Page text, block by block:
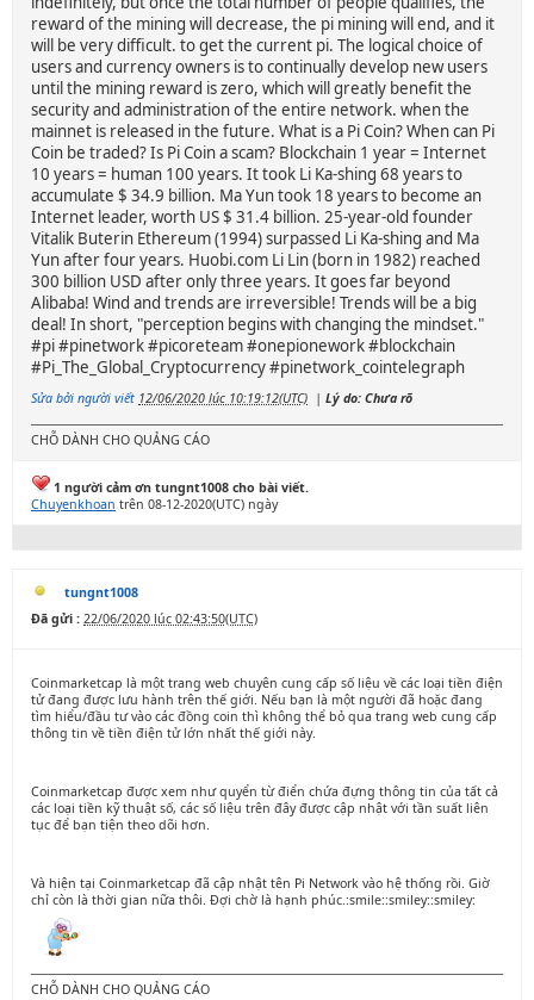
reward of the mining will decrease, the pi mining will end, and it
will be very difficult. to get the current pi. The logical choice of
users and currency owners is to continually develop new users
until the mining reward is zero, which will greatly benefit the
security and administration of the entire network. when the
mainnet is released in the future. What is a Pi Coin? When can Pi
Coin be traded? Is Pi Coin a scam? Blockchain 1 year = Internet
10 years = human 100 years. It took Li Ka-shing 68 years to
accumulate $ 34.9 billion. Ma Yun took 18 years to become an
Internet leader, worth US $ 31.4 billion. 25-year-old founder
Vitalik Buterin Ethereum (1994) surpassed Li Ka-shing and Ma
Yun after four years. Huobi.com Li Lin (born in 1982) reached
300 billion USD after only three years. It goes far beyond
Alibaba! Wind and trends are irreversible! Trends will be a big
deal! In short, "perception begins with changing the mindset."
#pi #pinetwork #picoreteam #onepionework #blockchain
#Pi_The_Global_Cryptocurrency #pinetwork_cointelegraph
Sửa bởi người viết 12/06/2020 lúc 10:19:12(UTC) | Lý do: Chưa rõ
CHỖ DÀNH CHO QUẢNG CÁO
1 người cảm ơn tungnt1008 cho bài viết.
Chuyenkhoan trên 08-12-2020(UTC) ngày
tungnt1008
Đã gửi : 22/06/2020 lúc 02:43:50(UTC)
Coinmarketcap là một trang web chuyên cung cấp số liệu về các loại tiền điện
tử đang được lưu hành trên thế giới. Nếu bạn là một người đã hoặc đang
tìm hiểu/đầu tư vào các đồng coin thì không thể bỏ qua trang web cung cấp
thông tin về tiền điện tử lớn nhất thế giới này.
Coinmarketcap được xem như quyển từ điển chứa đựng thông tin của tất cả
các loại tiền kỹ thuật số, các số liệu trên đây được cập nhật với tần suất liên
tục để bạn tiện theo dõi hơn.
Và hiện tại Coinmarketcap đã cập nhật tên Pi Network vào hệ thống rồi. Giờ
chỉ còn là thời gian nữa thôi. Đợi chờ là hạnh phúc.:smile::smiley::smiley:
CHỖ DÀNH CHO QUẢNG CÁO